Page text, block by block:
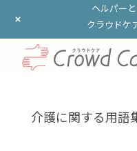
ヘルパー
クラウドケ
ヘルパー
クラウドケ
介護に関する用語